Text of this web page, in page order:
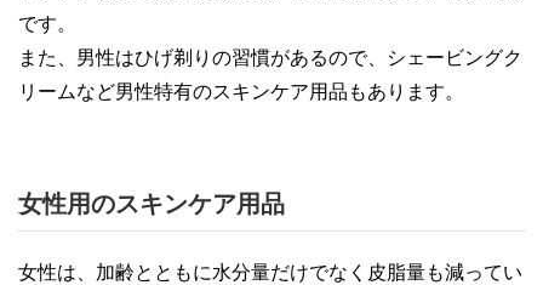
です。
また、男性はひげ剃りの習慣があるので、シェービングク
リームなど男性特有のスキンケア用品もあります。
女性用のスキンケア用品
女性は、加齢とともに水分量だけでなく皮脂量も減ってい